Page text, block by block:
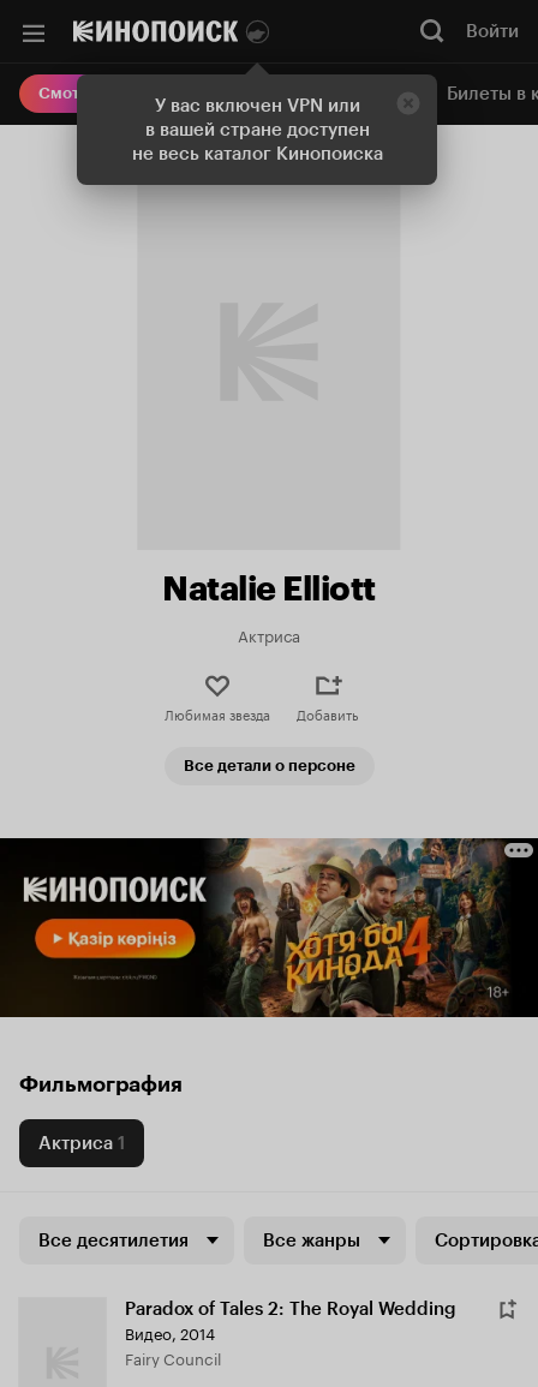
У вас включен VPN или
в вашей стране доступен
не весь каталог Кинопоиска
Войти
Смотреть кино Онлайн-кинотеатр Билеты в
Natalie Elliott
Актриса
Любимая звезда Добавить
Все детали о персоне
Фильмография
Актриса 1
Все десятилетия Все жанры
Paradox of Tales 2: The Royal Wedding
Видео, 2014
Fairy Council